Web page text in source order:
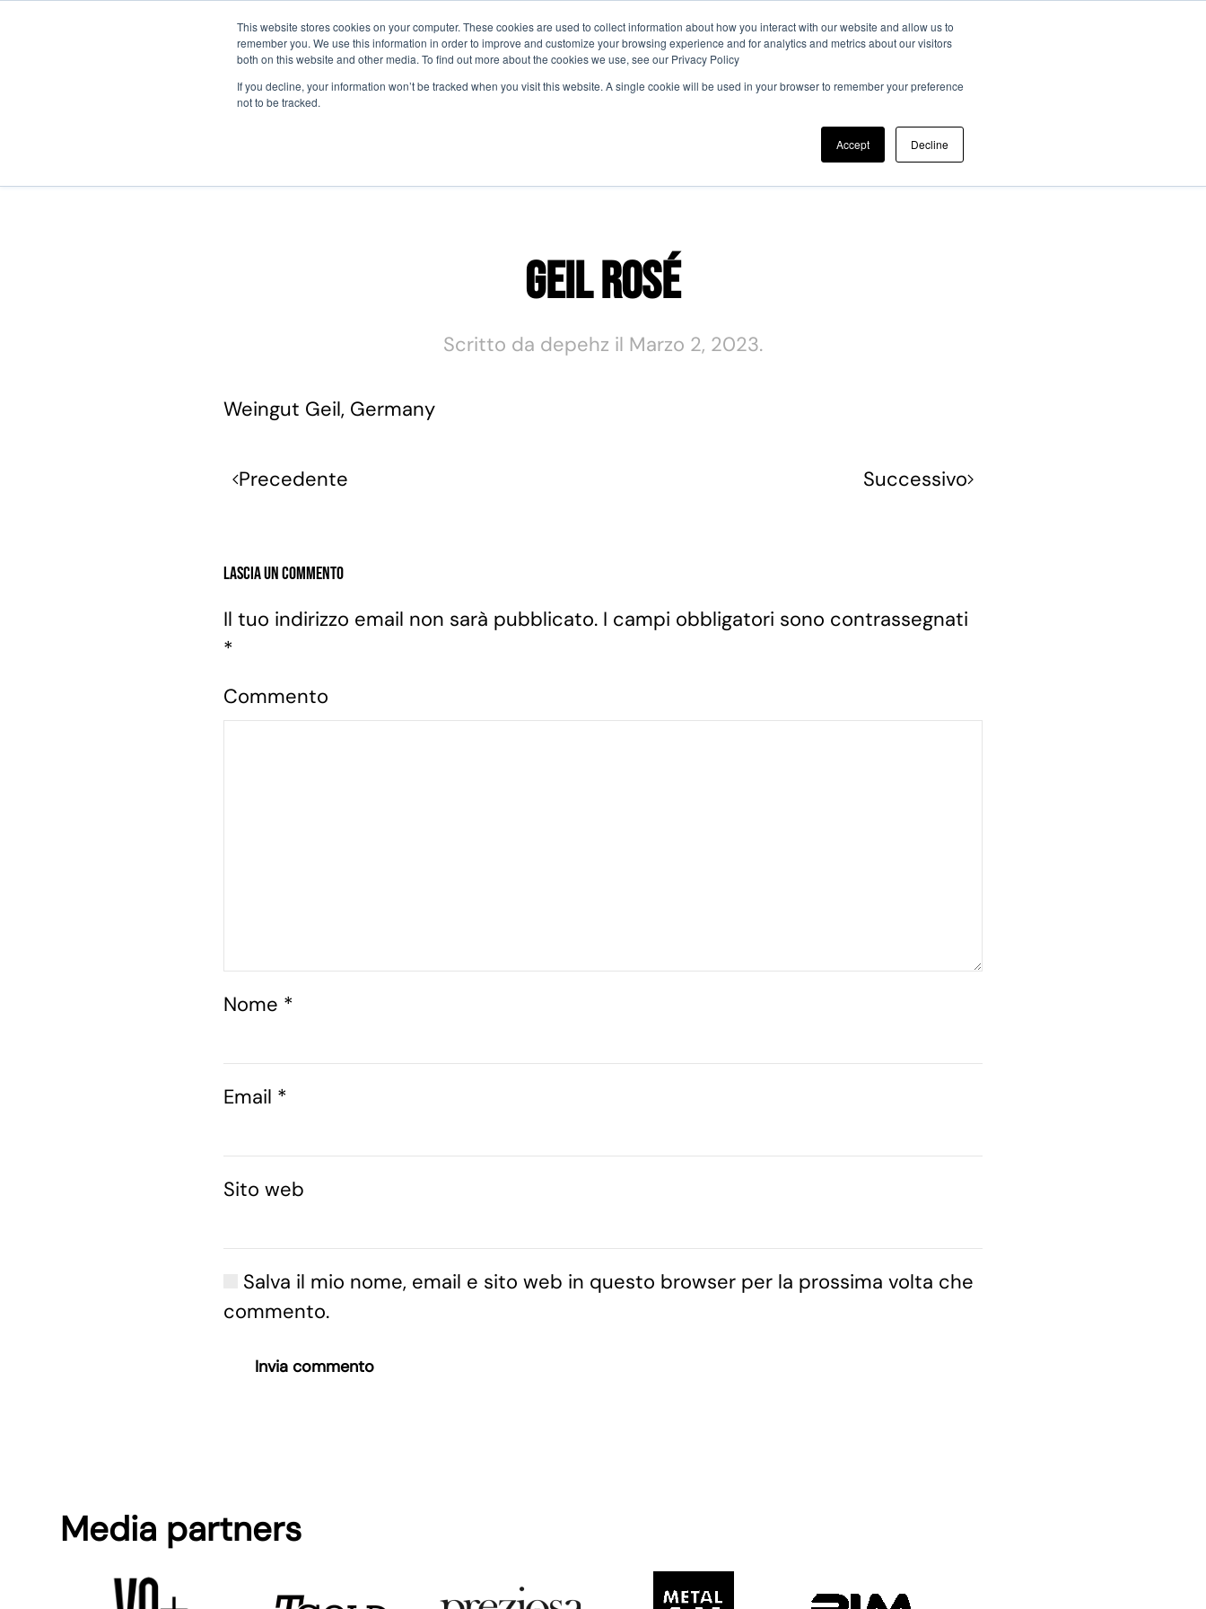
This website stores cookies on your computer. These cookies are used to collect information about how you interact with our website and allow us to
remember you. We use this information in order to improve and customize your browsing experience and for analytics and metrics about our visitors
both on this website and other media. To find out more about the cookies we use, see our Privacy Policy
If you decline, your information won’t be tracked when you visit this website. A single cookie will be used in your browser to remember your preference
not to be tracked.
Accept Decline
Passa al contenuto principale Perché PartecipareAgenda
Geil Rosé
Scritto da depehz il Marzo 2, 2023.
Weingut Geil, Germany
Precedente Successivo
Lascia un commento
Il tuo indirizzo email non sarà pubblicato. I campi obbligatori sono contrassegnati
*
Commento
Nome *
Email *
Sito web
Salva il mio nome, email e sito web in questo browser per la prossima volta che
commento.
Invia commento
Media partners